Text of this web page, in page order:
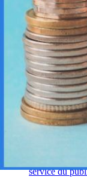
Qui
sommes-
nous ?
la
Rémunération
|
OTE et DDI
|
Travail & santé
|
Action sociale
Le dialogue
service du